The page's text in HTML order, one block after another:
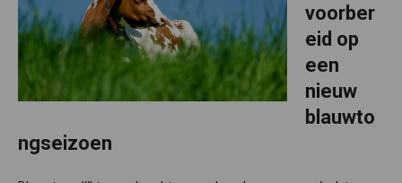
voorber
eid op
een
nieuw
blauwto
ngseizoen